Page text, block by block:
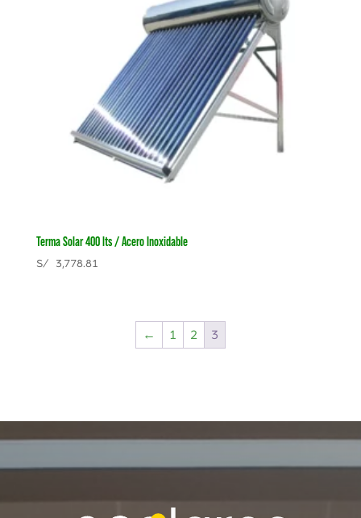
Terma Solar 400 lts / Acero Inoxidable
S/3,778.81
← 1 2 3